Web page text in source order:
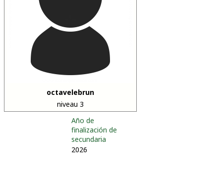
octavelebrun
niveau 3
Año de
finalización de
secundaria
2026